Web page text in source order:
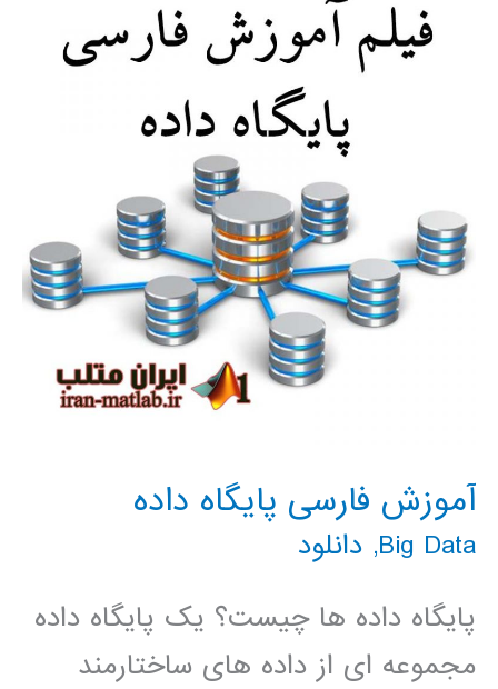
آموزش فارسی پایگاه داده
Big Data
, دانلود
پایگاه داده ها چیست؟ یک پایگاه داده
مجموعه ای از داده های ساختارمند